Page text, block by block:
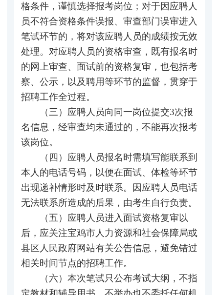
格条件，谨慎选择报考岗位；对于因应聘人
员不符合资格条件误报、审查部门误审进入
笔试环节的，将对该应聘人员的成绩按无效
处理。对应聘人员的资格审查，既有报名时
的网上审查、面试前的资格复审，也包括考
察、公示，以及聘用等环节的监督，贯穿于
招聘工作全过程。
（三）应聘人员向同一岗位提交3次报
名信息，经审查均未通过的，不能再次报考
该岗位。
（四）应聘人员报名时需填写能联系到
本人的电话号码，以便在面试、体检等环节
出现递补情形时及时联系。因应聘人员电话
无法联系所造成的后果，由考生自行负责。
（五）应聘人员进入面试资格复审以
后，应关注宝鸡市人力资源和社会保障局或
县区人民政府网站有关公告信息，避免错过
相关时间节点的招聘工作。
（六）本次笔试只公布考试大纲，不指